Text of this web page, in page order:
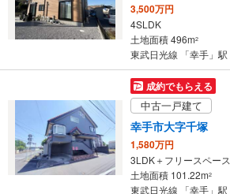
3,500万円
4SLDK
土地面積 496m2
成約でもらえる
中古一戸建て
幸手市大字千塚
1,580万円
3LDK＋フリースペース
土地面積 101.22m2
東武日光線 「幸手」